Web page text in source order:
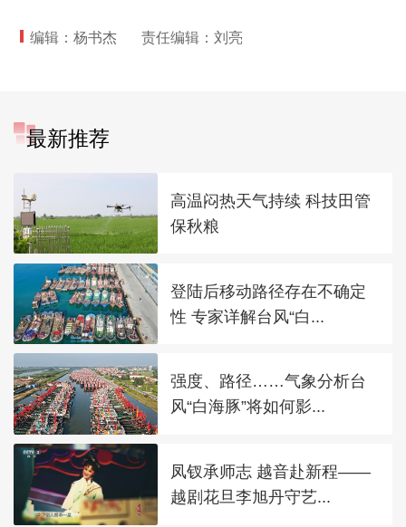
编辑：杨书杰 责任编辑：刘亮
最新推荐
高温闷热天气持续 科技田管
保秋粮
登陆后移动路径存在不确定
性 专家详解台风“白...
强度、路径……气象分析台
风“白海豚”将如何影...
凤钗承师志 越音赴新程——
越剧花旦李旭丹守艺...